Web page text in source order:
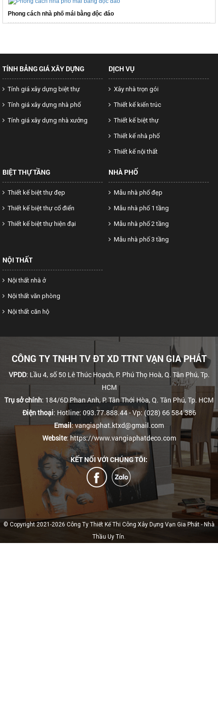
Phong cách nhà phố mái bằng độc đáo
TÍNH BẢNG GIÁ XÂY DỰNG
Tính giá xây dựng biệt thự
Tính giá xây dựng nhà phố
Tính giá xây dựng nhà xưởng
DỊCH VỤ
Xây nhà trọn gói
Thiết kế kiến trúc
Thiết kế biệt thự
Thiết kế nhà phố
Thiết kế nội thất
BIỆT THỰ TẦNG
Thiết kế biệt thự đẹp
Thiết kế biệt thự cổ điển
Thiết kế biệt thự hiện đại
NHÀ PHỐ
Mẫu nhà phố đẹp
Mẫu nhà phố 1 tầng
Mẫu nhà phố 2 tầng
Mẫu nhà phố 3 tầng
NỘI THẤT
Nội thất nhà ở
Nội thất văn phòng
Nội thất căn hộ
CÔNG TY TNHH TV ĐT XD TTNT VẠN GIA PHÁT
VPDD: Lầu 4, số 50 Lê Thúc Hoạch, P. Phú Thọ Hoà, Q. Tân Phú, Tp.
HCM
Trụ sở chính: 184/6D Phan Anh, P. Tân Thới Hòa, Q. Tân Phú, Tp. HCM
Điện thoại: Hotline: 093.77.888.44- Vp: (028) 66 584 386
Email: vangiaphat.ktxd@gmail.com
Website: https://www.vangiaphatdeco.com
KẾT NỐI VỚI CHÚNG TÔI:
© Copyright 2021-2026 Công Ty Thiết Kế Thi Công Xây Dựng Vạn Gia Phát - Nhà
Thầu Uy Tín.